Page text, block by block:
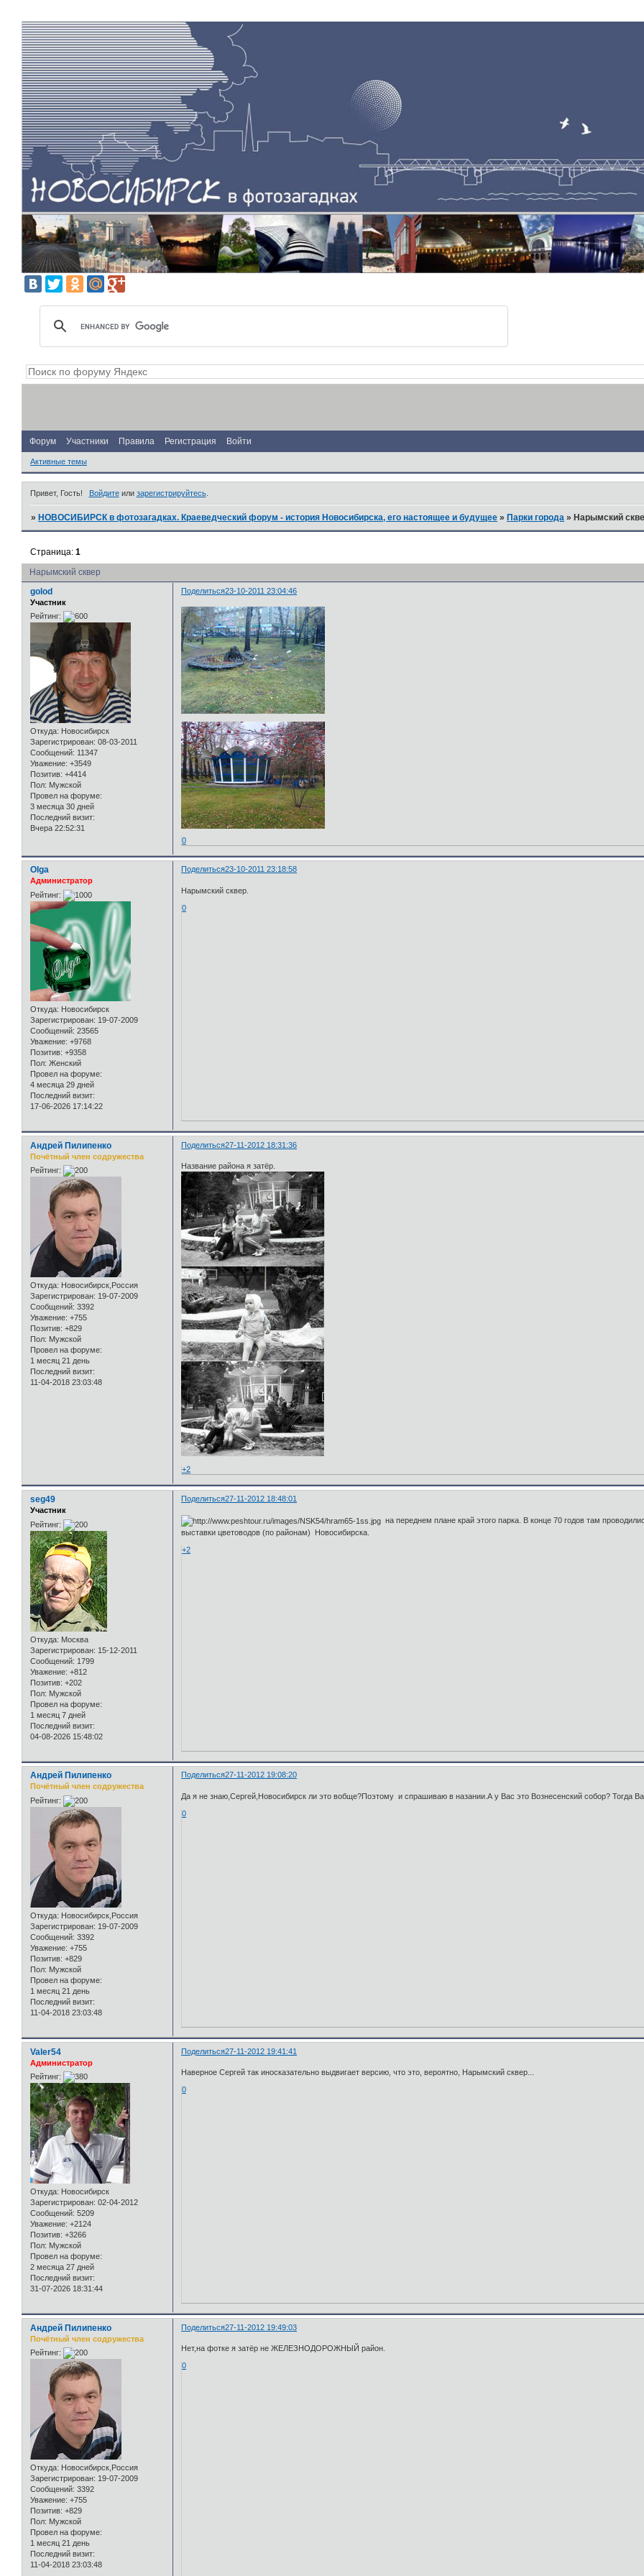
Форум Участники Правила Регистрация Войти
Активные темы
Привет, Гость! Войдитеили зарегистрируйтесь.
»НОВОСИБИРСК в фотозагадках. Краеведческий форум - история Новосибирска, его настоящее и будущее »Парки города »Нарымский
Нарымский сквер
Страница:1
Поделиться23-10-2011 23:04:46
golod
Участник
Рейтинг:
Откуда: Новосибирск
Зарегистрирован: 08-03-2011
Сообщений: 11347
Уважение: +3549
Позитив: +4414
Пол: Мужской
Провел на форуме:
3 месяца 30 дней
Последний визит:
Вчера 22:52:31
0
Поделиться23-10-2011 23:18:58
Olga
Администратор
Рейтинг:
Откуда: Новосибирск
Зарегистрирован: 19-07-2009
Сообщений: 23565
Уважение: +9768
Позитив: +9358
Пол: Женский
Провел на форуме:
4 месяца 29 дней
Последний визит:
17-06-2026 17:14:22
Нарымский сквер.
0
Поделиться27-11-2012 18:31:36
Андрей Пилипенко
Почётный член содружества
Рейтинг:
Откуда: Новосибирск,Россия
Зарегистрирован: 19-07-2009
Сообщений: 3392
Уважение: +755
Позитив: +829
Пол: Мужской
Провел на форуме:
1 месяц 21 день
Последний визит:
11-04-2018 23:03:48
Название района я затёр.
+2
Поделиться27-11-2012 18:48:01
seg49
Участник
Рейтинг:
Откуда: Москва
Зарегистрирован: 15-12-2011
Сообщений: 1799
Уважение: +812
Позитив: +202
Пол: Мужской
Провел на форуме:
1 месяц 7 дней
Последний визит:
04-08-2026 15:48:02
на переднем плане край этого парка. В конце 70 годов там
выставки цветоводов (по районам) Новосибирска.
+2
Поделиться27-11-2012 19:08:20
Андрей Пилипенко
Почётный член содружества
Рейтинг:
Откуда: Новосибирск,Россия
Зарегистрирован: 19-07-2009
Сообщений: 3392
Уважение: +755
Позитив: +829
Пол: Мужской
Провел на форуме:
1 месяц 21 день
Последний визит:
11-04-2018 23:03:48
Да я не знаю,Сергей,Новосибирск ли это вобще?Поэтому и спрашиваю в назании.А у Вас это Вознесенский собор? Тогда
0
Поделиться27-11-2012 19:41:41
Valer54
Администратор
Рейтинг:
Откуда: Новосибирск
Зарегистрирован: 02-04-2012
Сообщений: 5209
Уважение: +2124
Позитив: +3266
Пол: Мужской
Провел на форуме:
2 месяца 27 дней
Последний визит:
31-07-2026 18:31:44
Наверное Сергей так иносказательно выдвигает версию, что это, вероятно, Нарымский сквер...
0
Поделиться27-11-2012 19:49:03
Андрей Пилипенко
Почётный член содружества
Рейтинг:
Откуда: Новосибирск,Россия
Зарегистрирован: 19-07-2009
Сообщений: 3392
Уважение: +755
Позитив: +829
Пол: Мужской
Провел на форуме:
1 месяц 21 день
Последний визит:
11-04-2018 23:03:48
Нет,на фотке я затёр не ЖЕЛЕЗНОДОРОЖНЫЙ район.
0